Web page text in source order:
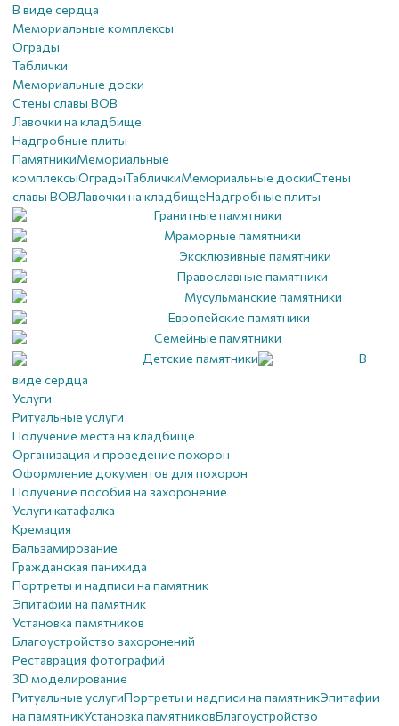
В виде сердца
Мемориальные комплексы
Ограды
Таблички
Мемориальные доски
Стены славы ВОВ
Лавочки на кладбище
Надгробные плиты
ПамятникиМемориальные
комплексыОградыТабличкиМемориальные доскиСтены
славы ВОВЛавочки на кладбищеНадгробные плиты
Гранитные памятники
Мраморные памятники
Эксклюзивные памятники
Православные памятники
Мусульманские памятники
Европейские памятники
Семейные памятники
Детские памятники
В
виде сердца
Услуги
Ритуальные услуги
Получение места на кладбище
Организация и проведение похорон
Оформление документов для похорон
Получение пособия на захоронение
Услуги катафалка
Кремация
Бальзамирование
Гражданская панихида
Портреты и надписи на памятник
Эпитафии на памятник
Установка памятников
Благоустройство захоронений
Реставрация фотографий
3D моделирование
Ритуальные услугиПортреты и надписи на памятникЭпитафии
на памятникУстановка памятниковБлагоустройство